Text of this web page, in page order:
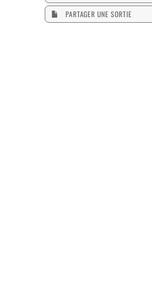
PARTAGER UNE SORTIE